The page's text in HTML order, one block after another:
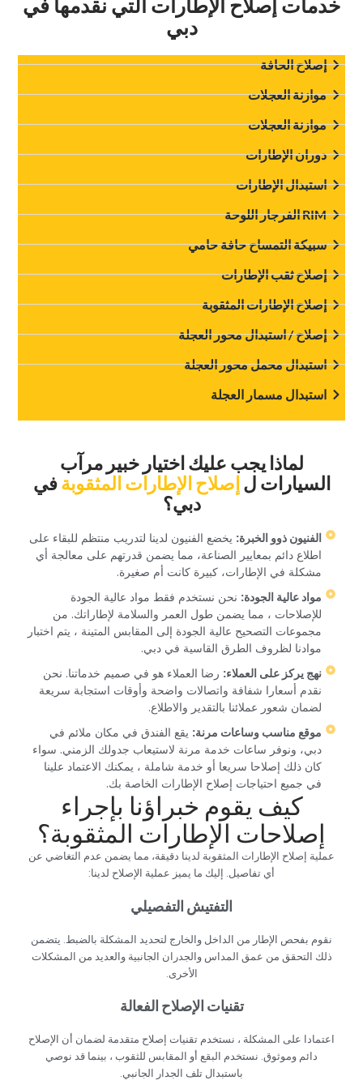
‏خدمات إصلاح الإطارات التي نقدمها في
دبي‏
‏إصلاح الحافة‏
موازنة العجلات
‏موازنة العجلات‏
‏دوران الإطارات‏
‏استبدال الإطارات‏
‏RIM الفرجار اللوحة‏
‏سبيكة التمساح حافة حامي‏
‏إصلاح ثقب الإطارات‏
‏إصلاح الإطارات المثقوبة‏
‏إصلاح / استبدال محور العجلة‏
‏استبدال محمل محور العجلة‏
‏استبدال مسمار العجلة‏
‏لماذا يجب عليك اختيار خبير مرآب
السيارات ل‏‏إصلاح الإطارات المثقوبة‏‏في
دبي؟‏
‏الفنيون ذوو الخبرة:‏ ‏ يخضع الفنيون لدينا لتدريب منتظم للبقاء على
اطلاع دائم بمعايير الصناعة، مما يضمن قدرتهم على معالجة أي
مشكلة في الإطارات، كبيرة كانت أم صغيرة.‏
‏مواد عالية الجودة:‏ ‏ نحن نستخدم فقط مواد عالية الجودة
للإصلاحات ، مما يضمن طول العمر والسلامة لإطاراتك. من
مجموعات التصحيح عالية الجودة إلى المقابس المتينة ، يتم اختبار
موادنا لظروف الطرق القاسية في دبي.‏
‏نهج يركز على العملاء:‏ ‏ رضا العملاء هو في صميم خدماتنا. نحن
نقدم أسعارا شفافة واتصالات واضحة وأوقات استجابة سريعة
لضمان شعور عملائنا بالتقدير والاطلاع.‏
‏موقع مناسب وساعات مرنة:‏ ‏ يقع الفندق في مكان ملائم في
دبي، ونوفر ساعات خدمة مرنة لاستيعاب جدولك الزمني. سواء
كان ذلك إصلاحا سريعا أو خدمة شاملة ، يمكنك الاعتماد علينا
في جميع احتياجات إصلاح الإطارات الخاصة بك.‏
‏كيف يقوم خبراؤنا بإجراء
إصلاحات الإطارات المثقوبة؟‏
‏عملية إصلاح الإطارات المثقوبة لدينا دقيقة، مما يضمن عدم التغاضي عن
أي تفاصيل. إليك ما يميز عملية الإصلاح لدينا:‏
‏التفتيش التفصيلي‏
‏نقوم بفحص الإطار من الداخل والخارج لتحديد المشكلة بالضبط. يتضمن
ذلك التحقق من عمق المداس والجدران الجانبية والعديد من المشكلات
الأخرى.‏
‏تقنيات الإصلاح الفعالة‏
‏اعتمادا على المشكلة ، نستخدم تقنيات إصلاح متقدمة لضمان أن الإصلاح
دائم وموثوق. نستخدم البقع أو المقابس للثقوب ، بينما قد نوصي
باستبدال تلف الجدار الجانبي.‏